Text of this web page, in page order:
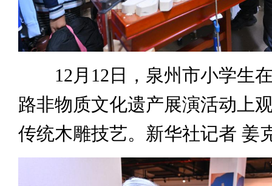
12月12日，泉州市小学生
路非物质文化遗产展演活动上
传统木雕技艺。新华社记者 姜